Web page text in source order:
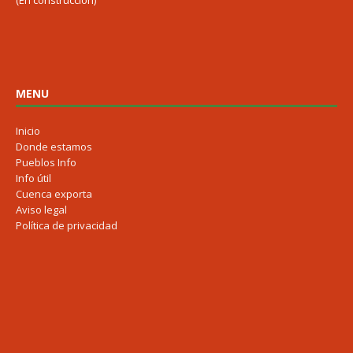
MENU
Inicio
Donde estamos
Pueblos Info
Info útil
Cuenca exporta
Aviso legal
Política de privacidad